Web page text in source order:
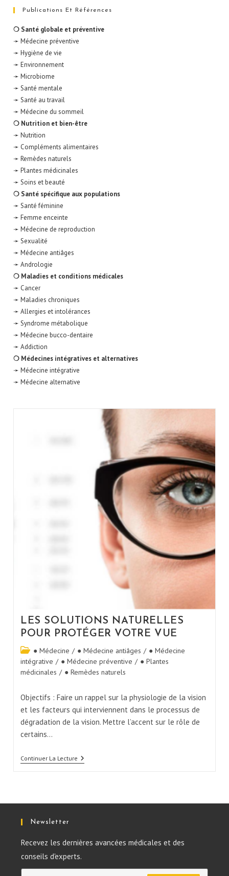
Publications Et Références
❍ Santé globale et préventive
➛ Médecine préventive
➛ Hygiène de vie
➛ Environnement
➛ Microbiome
➛ Santé mentale
➛ Santé au travail
➛ Médecine du sommeil
❍ Nutrition et bien-être
➛ Nutrition
➛ Compléments alimentaires
➛ Remèdes naturels
➛ Plantes médicinales
➛ Soins et beauté
❍ Santé spécifique aux populations
➛ Santé féminine
➛ Femme enceinte
➛ Médecine de reproduction
➛ Sexualité
➛ Médecine antiâges
➛ Andrologie
❍ Maladies et conditions médicales
➛ Cancer
➛ Maladies chroniques
➛ Allergies et intolérances
➛ Syndrome métabolique
➛ Médecine bucco-dentaire
➛ Addiction
❍ Médecines intégratives et alternatives
➛ Médecine intégrative
➛ Médecine alternative
LES SOLUTIONS NATURELLES
POUR PROTÉGER VOTRE VUE
● Médecine / ● Médecine antiâges / ● Médecine
intégrative / ● Médecine préventive / ● Plantes
médicinales / ● Remèdes naturels
Objectifs : Faire un rappel sur la physiologie de la vision
et les facteurs qui interviennent dans le processus de
dégradation de la vision. Mettre l’accent sur le rôle de
certains…
Continuer La Lecture
Newsletter
Recevez les dernières avancées médicales et des
conseils d'experts.